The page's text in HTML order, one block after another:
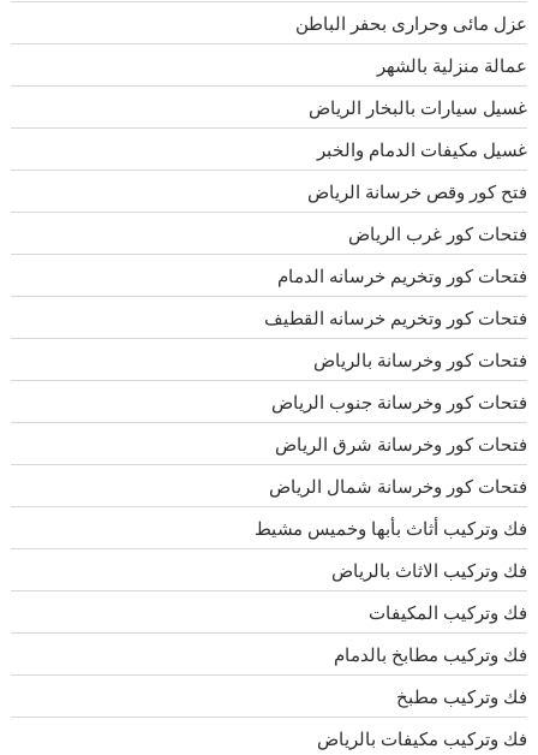
عزل مائى وحرارى بحفر الباطن
عمالة منزلية بالشهر
غسيل سيارات بالبخار الرياض
غسيل مكيفات الدمام والخبر
فتح كور وقص خرسانة الرياض
فتحات كور غرب الرياض
فتحات كور وتخريم خرسانه الدمام
فتحات كور وتخريم خرسانه القطيف
فتحات كور وخرسانة بالرياض
فتحات كور وخرسانة جنوب الرياض
فتحات كور وخرسانة شرق الرياض
فتحات كور وخرسانة شمال الرياض
فك وتركيب أثاث بأبها وخميس مشيط
فك وتركيب الاثاث بالرياض
فك وتركيب المكيفات
فك وتركيب مطابخ بالدمام
فك وتركيب مطبخ
فك وتركيب مكيفات بالرياض